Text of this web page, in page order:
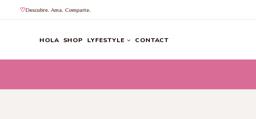
Descubre. Ama. Comparte.
HOLA SHOP LYFESTYLE CONTACT